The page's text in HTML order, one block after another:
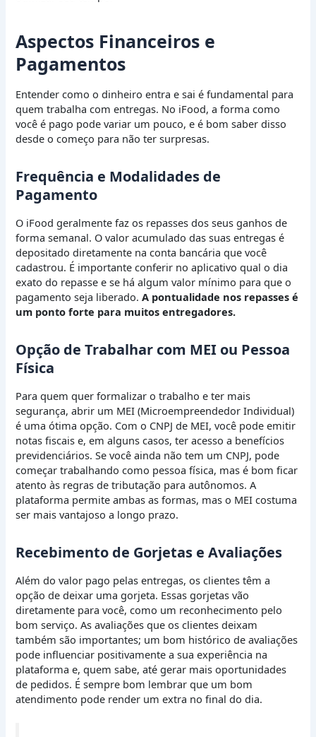
Aspectos Financeiros e
Pagamentos
Entender como o dinheiro entra e sai é fundamental para
quem trabalha com entregas. No iFood, a forma como
você é pago pode variar um pouco, e é bom saber disso
desde o começo para não ter surpresas.
Frequência e Modalidades de
Pagamento
O iFood geralmente faz os repasses dos seus ganhos de
forma semanal. O valor acumulado das suas entregas é
depositado diretamente na conta bancária que você
cadastrou. É importante conferir no aplicativo qual o dia
exato do repasse e se há algum valor mínimo para que o
pagamento seja liberado.A pontualidade nos repasses é
um ponto forte para muitos entregadores.
Opção de Trabalhar com MEI ou Pessoa
Física
Para quem quer formalizar o trabalho e ter mais
segurança, abrir um MEI (Microempreendedor Individual)
é uma ótima opção. Com o CNPJ de MEI, você pode emitir
notas fiscais e, em alguns casos, ter acesso a benefícios
previdenciários. Se você ainda não tem um CNPJ, pode
começar trabalhando como pessoa física, mas é bom ficar
atento às regras de tributação para autônomos. A
plataforma permite ambas as formas, mas o MEI costuma
ser mais vantajoso a longo prazo.
Recebimento de Gorjetas e Avaliações
Além do valor pago pelas entregas, os clientes têm a
opção de deixar uma gorjeta. Essas gorjetas vão
diretamente para você, como um reconhecimento pelo
bom serviço. As avaliações que os clientes deixam
também são importantes; um bom histórico de avaliações
pode influenciar positivamente a sua experiência na
plataforma e, quem sabe, até gerar mais oportunidades
de pedidos. É sempre bom lembrar que um bom
atendimento pode render um extra no final do dia.